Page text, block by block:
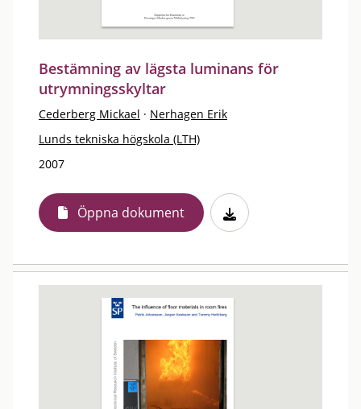
Bestämning av lägsta luminans för
utrymningsskyltar
Cederberg Mickael · Nerhagen Erik
Lunds tekniska högskola (LTH)
2007
Öppna dokument